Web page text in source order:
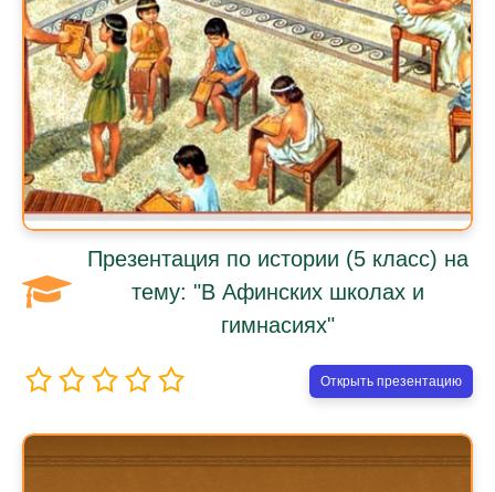
Презентация по истории (5 класс) на
тему: "В Афинских школах и
гимнасиях"
Открыть презентацию